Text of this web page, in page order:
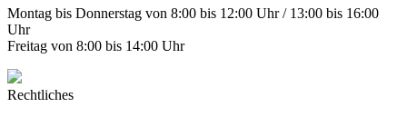
Montag bis Donnerstag von 8:00 bis 12:00 Uhr / 13:00 bis 16:00
Uhr
Freitag von 8:00 bis 14:00 Uhr
Rechtliches